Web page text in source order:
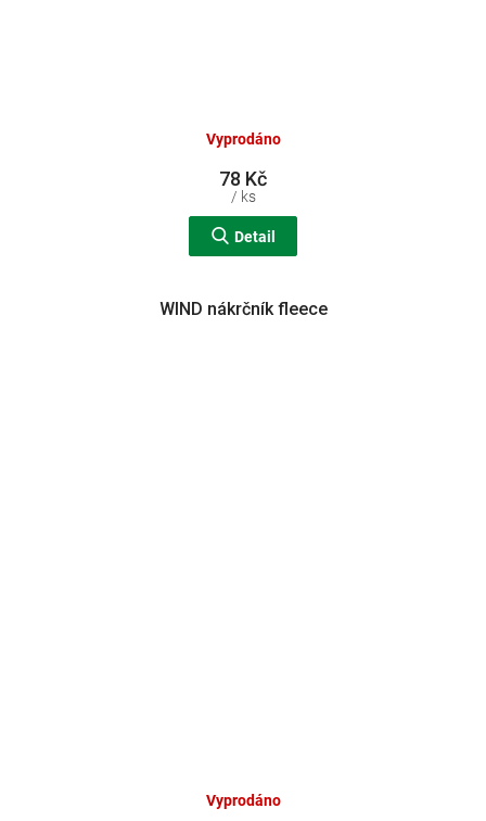
Vyprodáno
78 Kč
/ ks
Detail
WIND nákrčník fleece
Vyprodáno